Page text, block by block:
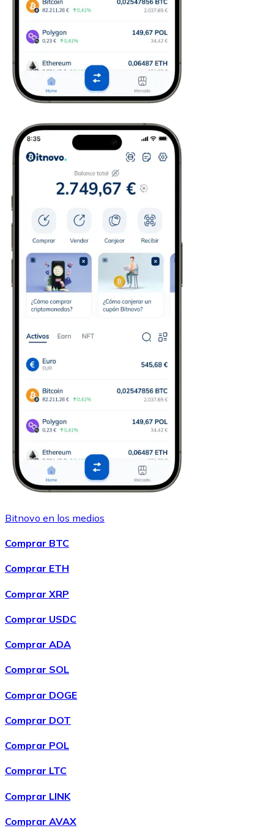
Bitnovo en los medios
Comprar BTC
Comprar ETH
Comprar XRP
Comprar USDC
Comprar ADA
Comprar SOL
Comprar DOGE
Comprar DOT
Comprar POL
Comprar LTC
Comprar LINK
Comprar AVAX